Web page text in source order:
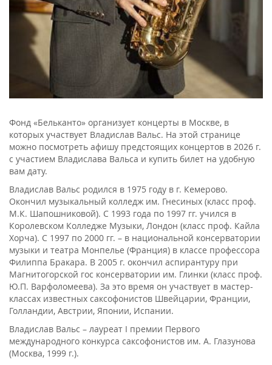
Фонд «Бельканто» организует концерты в Москве, в
которых участвует Владислав Вальс. На этой странице
можно посмотреть афишу предстоящих концертов в 2026 г.
с участием Владислава Вальса и купить билет на удобную
вам дату.
Владислав Вальс родился в 1975 году в г. Кемерово.
Окончил музыкальный колледж им. Гнесиных (класс проф.
М.К. Шапошниковой). С 1993 года по 1997 гг. учился в
Королевском Колледже Музыки, Лондон (класс проф. Кайла
Хорча). С 1997 по 2000 гг. – в национальной консерватории
музыки и театра Монпелье (Франция) в классе профессора
Филиппа Бракара. В 2005 г. окончил аспирантуру при
Магнитогорской гос консерватории им. Глинки (класс проф.
Ю.П. Варфоломеева). За это время он участвует в мастер-
классах известных саксофонистов Швейцарии, Франции,
Голландии, Австрии, Японии, Испании.
Владислав Вальс – лауреат I премии Первого
международного конкурса саксофонистов им. А. Глазунова
(Москва, 1999 г.).